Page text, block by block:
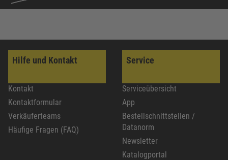
Hilfe und Kontakt
Kontakt
Kontaktformular
Verkäuferteams
Häufige Fragen (FAQ)
Service
Serviceübersicht
App
Bestellschnittstellen /
Datanorm
Newsletter
Katalogportal